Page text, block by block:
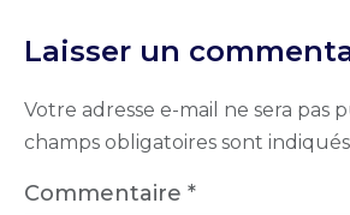
Laisser un
Votre adresse e-mail ne sera pas
champs obligatoires sont
Commentaire *